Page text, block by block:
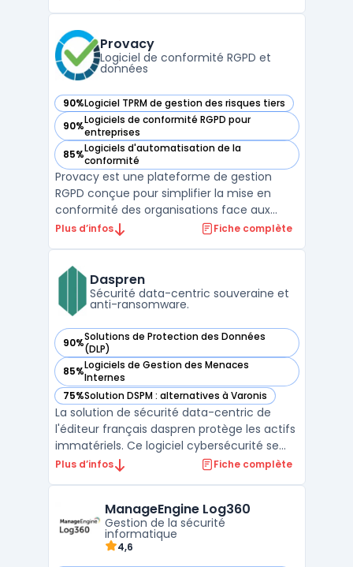
des administrations publiques. La
plateforme couvre la conf ...
Provacy
Logiciel de conformité RGPD et
données
90%Logiciel TPRM de gestion des risques tiers
— voir Provacy dans cette catégorie
90%Logiciels de conformité RGPD pour
entreprises
— voir Provacy dans cette catégorie
85%Logiciels d'automatisation de la
conformité
— voir Provacy dans cette catégorie
Provacy est une plateforme de gestion
RGPD conçue pour simplifier la mise en
conformité des organisations face aux
obligations légales en matière
l'ensemble des processus liés à la
conformit ...
Plus d’infos Fiche complète
Daspren
Sécurité data-centric souveraine et
anti-ransomware.
90%Solutions de Protection des Données
(DLP)
— voir Daspren dans cette catégorie
85%Logiciels de Gestion des Menaces
Internes
— voir Daspren dans cette catégorie
75%Solution DSPM : alternatives à Varonis
— voir Daspren dans cette catégorie
La solution de sécurité data-centric de
l'éditeur français daspren protège les actifs
immatériels. Ce logiciel cybersécurité se
focalise sur la donnée pour garantir une
gardant un contrôle strict sur les flux.Le
système ...
Plus d’infos Fiche complète
ManageEngine Log360
Gestion de la sécurité
informatique
4,6